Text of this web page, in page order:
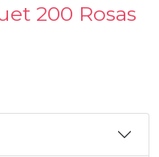
200 Rosas